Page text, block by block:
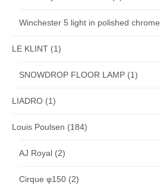
Winchester 5 light in polished chrome
LE KLINT (1)
SNOWDROP FLOOR LAMP (1)
LIADRO (1)
Louis Poulsen (184)
AJ Royal (2)
Cirque φ150 (2)